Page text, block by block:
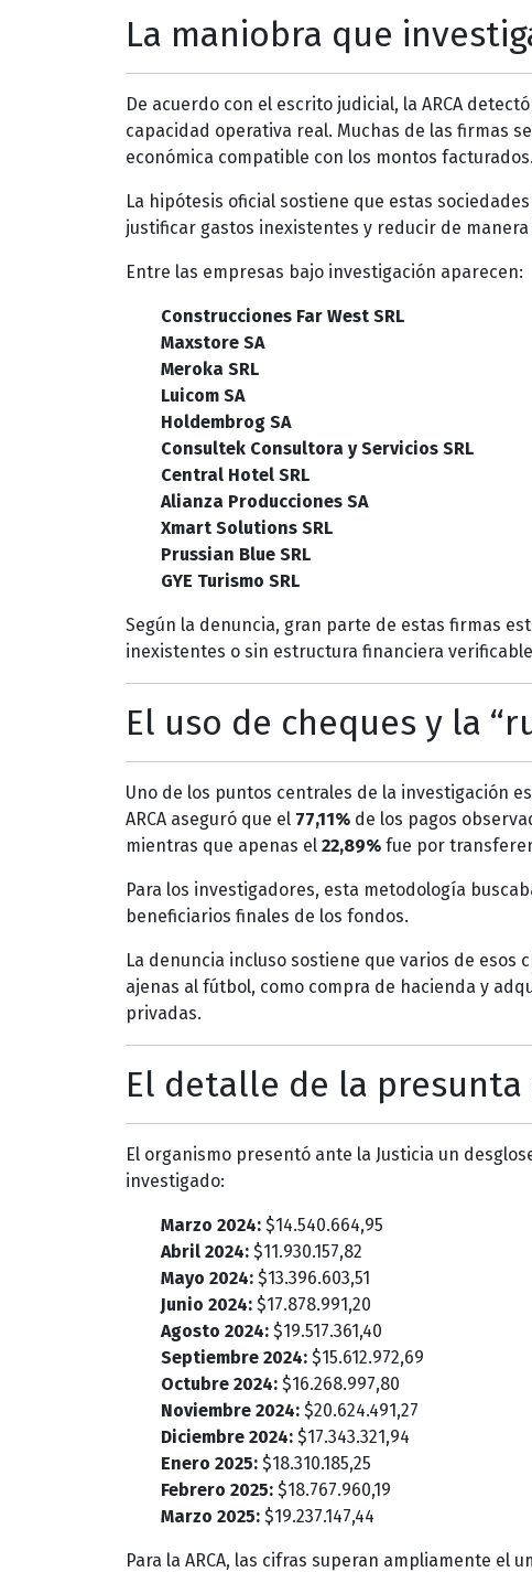
La maniobra que
De acuerdo con el escrito judicial, la ARCA
capacidad operativa real. Muchas de las firmas
económica compatible con los montos facturados.
La hipótesis oficial sostiene que estas
justificar gastos inexistentes y reducir de
Entre las empresas bajo investigación aparecen:
Construcciones Far West SRL
Maxstore SA
Meroka SRL
Luicom SA
Holdembrog SA
Consultek Consultora y Servicios SRL
Central Hotel SRL
Alianza Producciones SA
Xmart Solutions SRL
Prussian Blue SRL
GYE Turismo SRL
Según la denuncia, gran parte de estas firmas
inexistentes o sin estructura financiera
El uso de cheques y la
Uno de los puntos centrales de la investigación
ARCA aseguró que el 77,11% de los pagos
mientras que apenas el 22,89% fue por
Para los investigadores, esta metodología
beneficiarios finales de los fondos.
La denuncia incluso sostiene que varios de
ajenas al fútbol, como compra de hacienda y
privadas.
El detalle de la presunta
El organismo presentó ante la Justicia un
investigado:
Marzo 2024: $14.540.664,95
Abril 2024: $11.930.157,82
Mayo 2024: $13.396.603,51
Junio 2024: $17.878.991,20
Agosto 2024: $19.517.361,40
Septiembre 2024: $15.612.972,69
Octubre 2024: $16.268.997,80
Noviembre 2024: $20.624.491,27
Diciembre 2024: $17.343.321,94
Enero 2025: $18.310.185,25
Febrero 2025: $18.767.960,19
Marzo 2025: $19.237.147,44
Para la ARCA, las cifras superan ampliamente el